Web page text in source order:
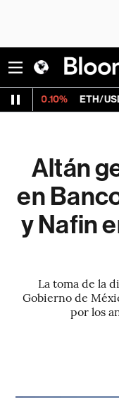
ETH/USD 1,903.59
Altán
en
y Nafin
La toma de la
Gobierno de
por los